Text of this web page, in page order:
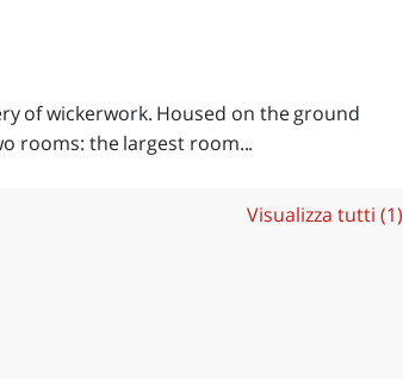
of wickerwork. Housed on the ground
rooms: the largest room...
Visualizza tutti (1)